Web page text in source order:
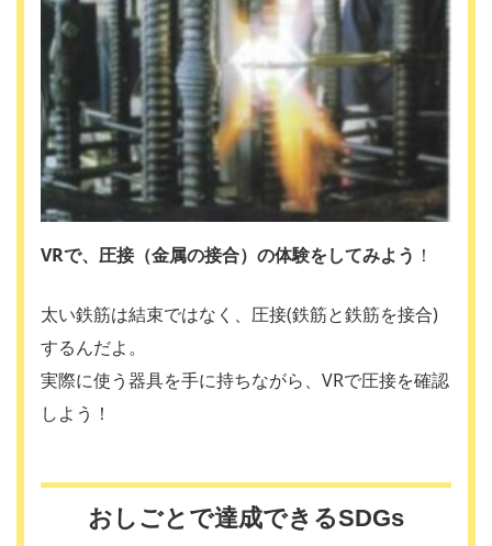
VRで、圧接（金属の接合）の体験をしてみよう ！
太い鉄筋は結束ではなく、圧接(鉄筋と鉄筋を接合)
するんだよ。
実際に使う器具を手に持ちながら、VRで圧接を確認
しよう！
おしごとで達成できるSDGs